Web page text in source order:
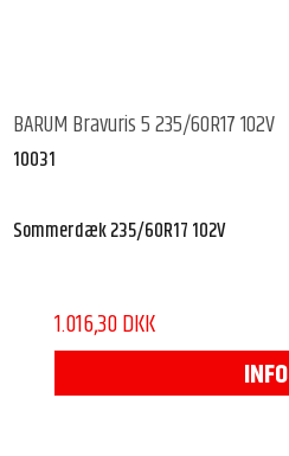
BARUM Bravuris 5 235/60R17 102V
10031
Sommerdæk 235/60R17 102V
1.016,30 DKK
INFO